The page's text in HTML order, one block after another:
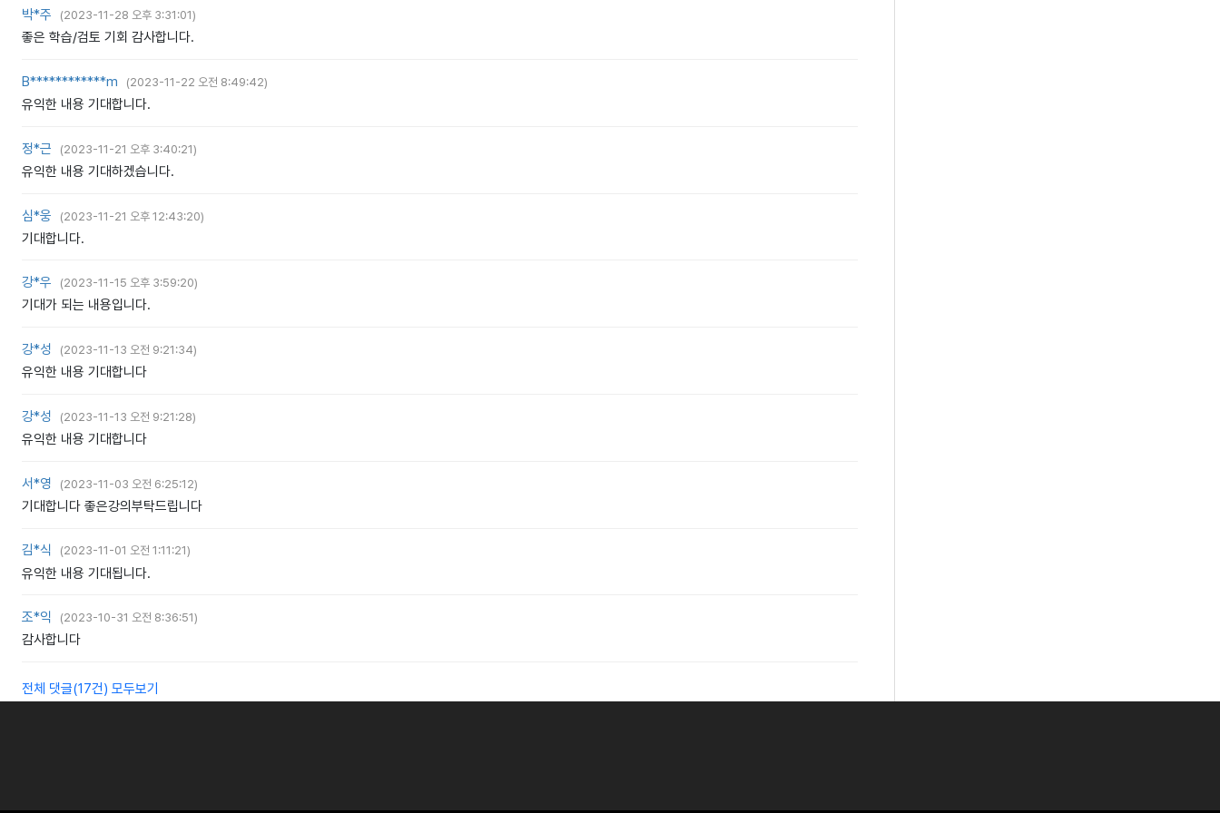
박*주 (2023-11-28 오후 3:31:01)
좋은 학습/검토 기회 감사합니다.
B************m (2023-11-22 오전 8:49:42)
유익한 내용 기대합니다.
정*근 (2023-11-21 오후 3:40:21)
유익한 내용 기대하겠습니다.
심*웅 (2023-11-21 오후 12:43:20)
기대합니다.
강*우 (2023-11-15 오후 3:59:20)
기대가 되는 내용입니다.
강*성 (2023-11-13 오전 9:21:34)
유익한 내용 기대합니다
강*성 (2023-11-13 오전 9:21:28)
유익한 내용 기대합니다
서*영 (2023-11-03 오전 6:25:12)
기대합니다 좋은강의부탁드립니다
김*식 (2023-11-01 오전 1:11:21)
유익한 내용 기대됩니다.
조*익 (2023-10-31 오전 8:36:51)
감사합니다
전체 댓글(17건) 모두보기